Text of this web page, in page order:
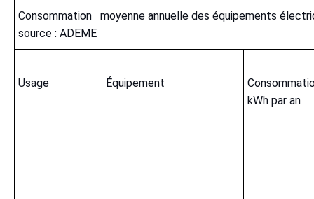
Consommation moyenne annuelle des équipements
source : ADEME
Usage Équipement
kWh par an